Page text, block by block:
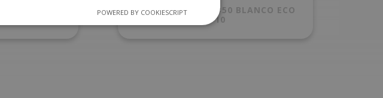
MANTEL ROLLO 1×50 BLANCO ECO
C/10
POWERED BY COOKIESCRIPT